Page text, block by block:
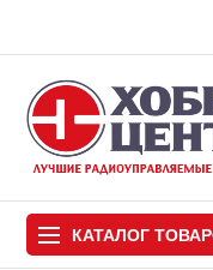
КАТАЛОГ